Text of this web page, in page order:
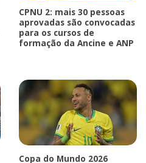
CPNU 2: mais 30 pessoas
aprovadas são convocadas
para os cursos de
formação da Ancine e ANP
Copa do Mundo 2026